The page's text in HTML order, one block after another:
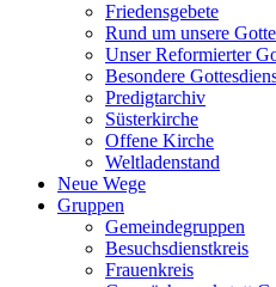
Friedensgebete
Rund um unsere
Unser Reformierter
Besondere
Predigtarchiv
Süsterkirche
Offene Kirche
Weltladenstand
Neue Wege
Gruppen
Gemeindegruppen
Besuchsdienstkreis
Frauenkreis